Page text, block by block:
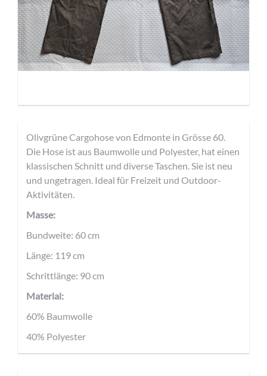
Olivgrüne Cargohose von Edmonte in Grösse 60.
Die Hose ist aus Baumwolle und Polyester, hat einen
klassischen Schnitt und diverse Taschen. Sie ist neu
und ungetragen. Ideal für Freizeit und Outdoor-
Aktivitäten.
Masse:
Bundweite: 60 cm
Länge: 119 cm
Schrittlänge: 90 cm
Material:
60% Baumwolle
40% Polyester